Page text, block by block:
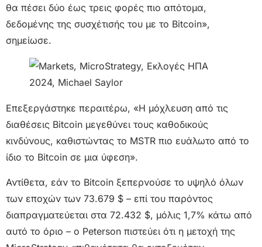
θα πέσει δύο έως τρεις φορές πιο απότομα,
δεδομένης της συσχέτισής του με το Bitcoin»,
σημείωσε.
Επεξεργάστηκε περαιτέρω, «Η μόχλευση από τις
διαθέσεις Bitcoin μεγεθύνει τους καθοδικούς
κινδύνους, καθιστώντας το MSTR πιο ευάλωτο από το
ίδιο το Bitcoin σε μια ύφεση».
Αντίθετα, εάν το Bitcoin ξεπερνούσε το υψηλό όλων
των εποχών των 73.679 $ – επί του παρόντος
διαπραγματεύεται στα 72.432 $, μόλις 1,7% κάτω από
αυτό το όριο – ο Peterson πιστεύει ότι η μετοχή της